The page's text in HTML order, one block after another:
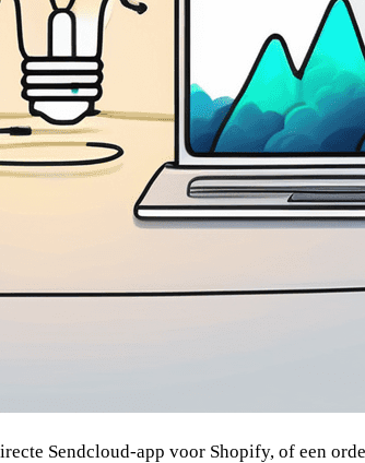
Sendcloud-app voor Shopify, of een